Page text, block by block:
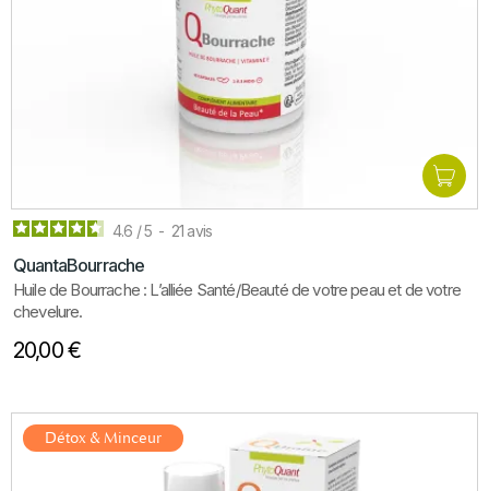
4.6 /5 - 21 avis
QuantaBourrache
Huile de Bourrache : L’alliée Santé/Beauté de votre peau et de votre
chevelure.
20,00 €
Détox & Minceur